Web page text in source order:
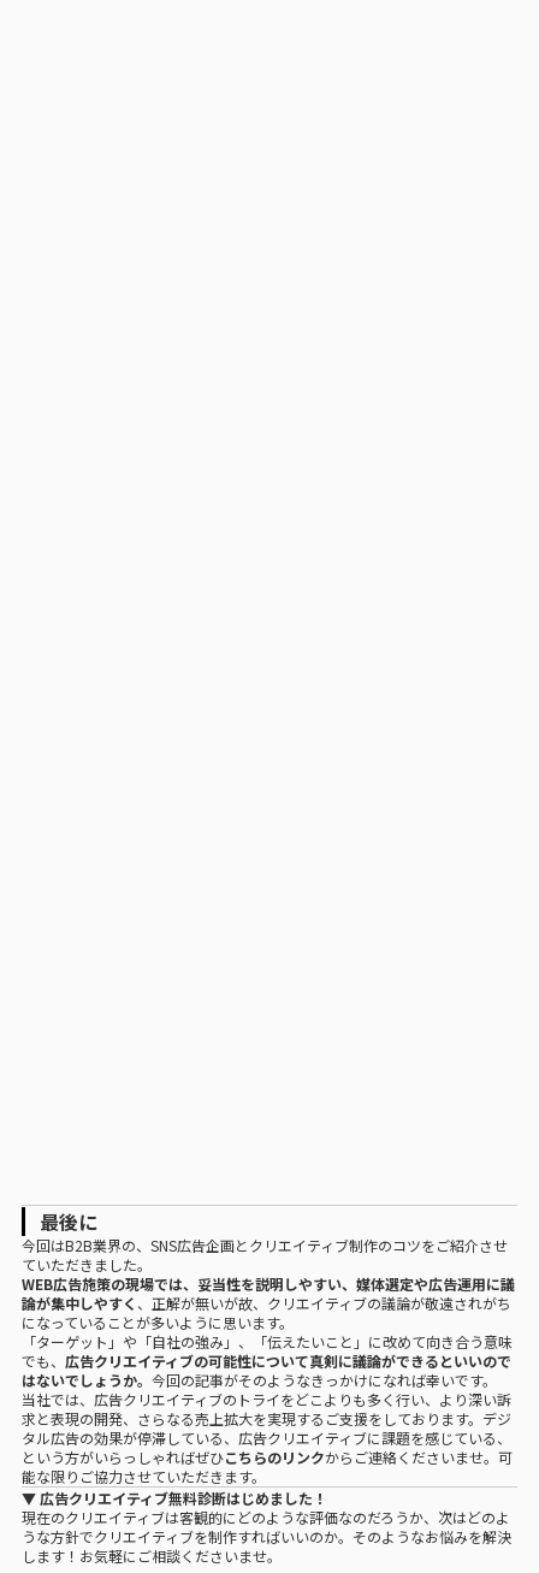
最後に
今回はB2B業界の、SNS広告企画とクリエイティブ制作のコツをご紹介させ
ていただきました。
WEB広告施策の現場では、妥当性を説明しやすい、 媒体選定や広告運用に議
論が集中しやすく 、正解が無いが故、 クリエイティブの議論が敬遠されがち
になっていることが多いように思います。
「ターゲット」や「自社の強み」、「伝えたいこと」に改めて向き合う意味
でも、 広告クリエイティブの可能性について真剣に議論ができるといいので
はないでしょうか。 今回の記事がそのようなきっかけになれば幸いです。
当社では、広告クリエイティブのトライをどこよりも多く行い、より深い訴
求と表現の開発、さらなる売上拡大を実現するご支援をしております。デジ
タル広告の効果が停滞している、広告クリエイティブに課題を感じている、
という方がいらっしゃればぜひこちらのリンクからご連絡くださいませ。可
能な限りご協力させていただきます。
▼ 広告クリエイティブ無料診断はじめました！
現在のクリエイティブは客観的にどのような評価なのだろうか、次はどのよ
うな方針でクリエイティブを制作すればいいのか。そのようなお悩みを解決
します！お気軽にご相談くださいませ。